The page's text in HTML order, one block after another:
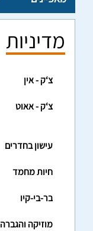
מדיניות
צ‘ק - אין
צ‘ק - אאוט
עישון בחדרים
חיות מחמד
בר-בי-קיו
מוזיקה והגברה